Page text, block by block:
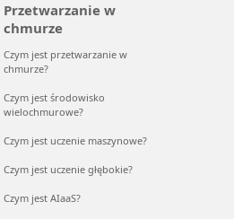
Przetwarzanie w
chmurze
Czym jest przetwarzanie w
chmurze?
Czym jest środowisko
wielochmurowe?
Czym jest uczenie maszynowe?
Czym jest uczenie głębokie?
Czym jest AIaaS?